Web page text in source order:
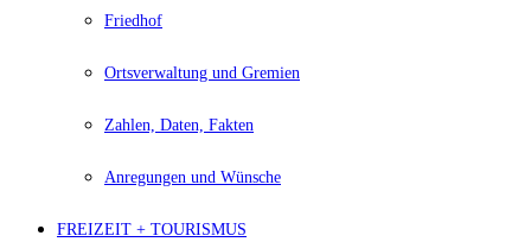
Friedhof
Ortsverwaltung und Gremien
Zahlen, Daten, Fakten
Anregungen und Wünsche
FREIZEIT + TOURISMUS